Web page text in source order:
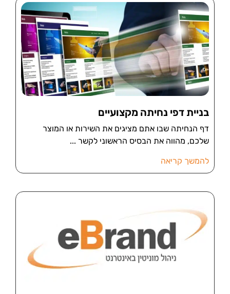
בניית דפי נחיתה מקצועיים
דף הנחיתה שבו אתם מציגים את השירות או המוצר
שלכם, מהווה את הבסיס הראשוני לקשר
להמשך קריאה